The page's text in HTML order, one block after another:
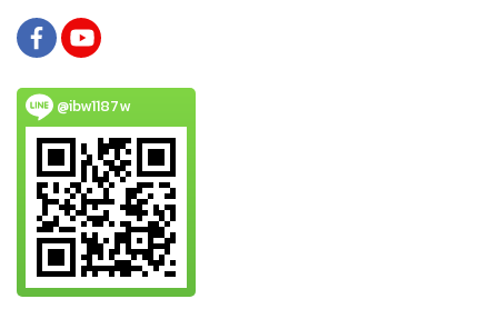
@ibw1187w